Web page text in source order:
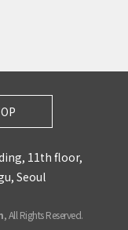
11th floor,
Seoul
, All Rights Reserved.